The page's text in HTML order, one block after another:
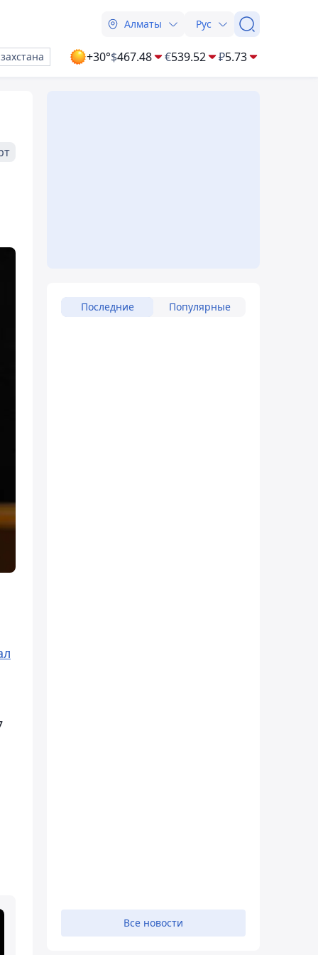
Алматы Рус
+30°$467.48 €539.52 ₽5.73
Последние Популярные
Все новости